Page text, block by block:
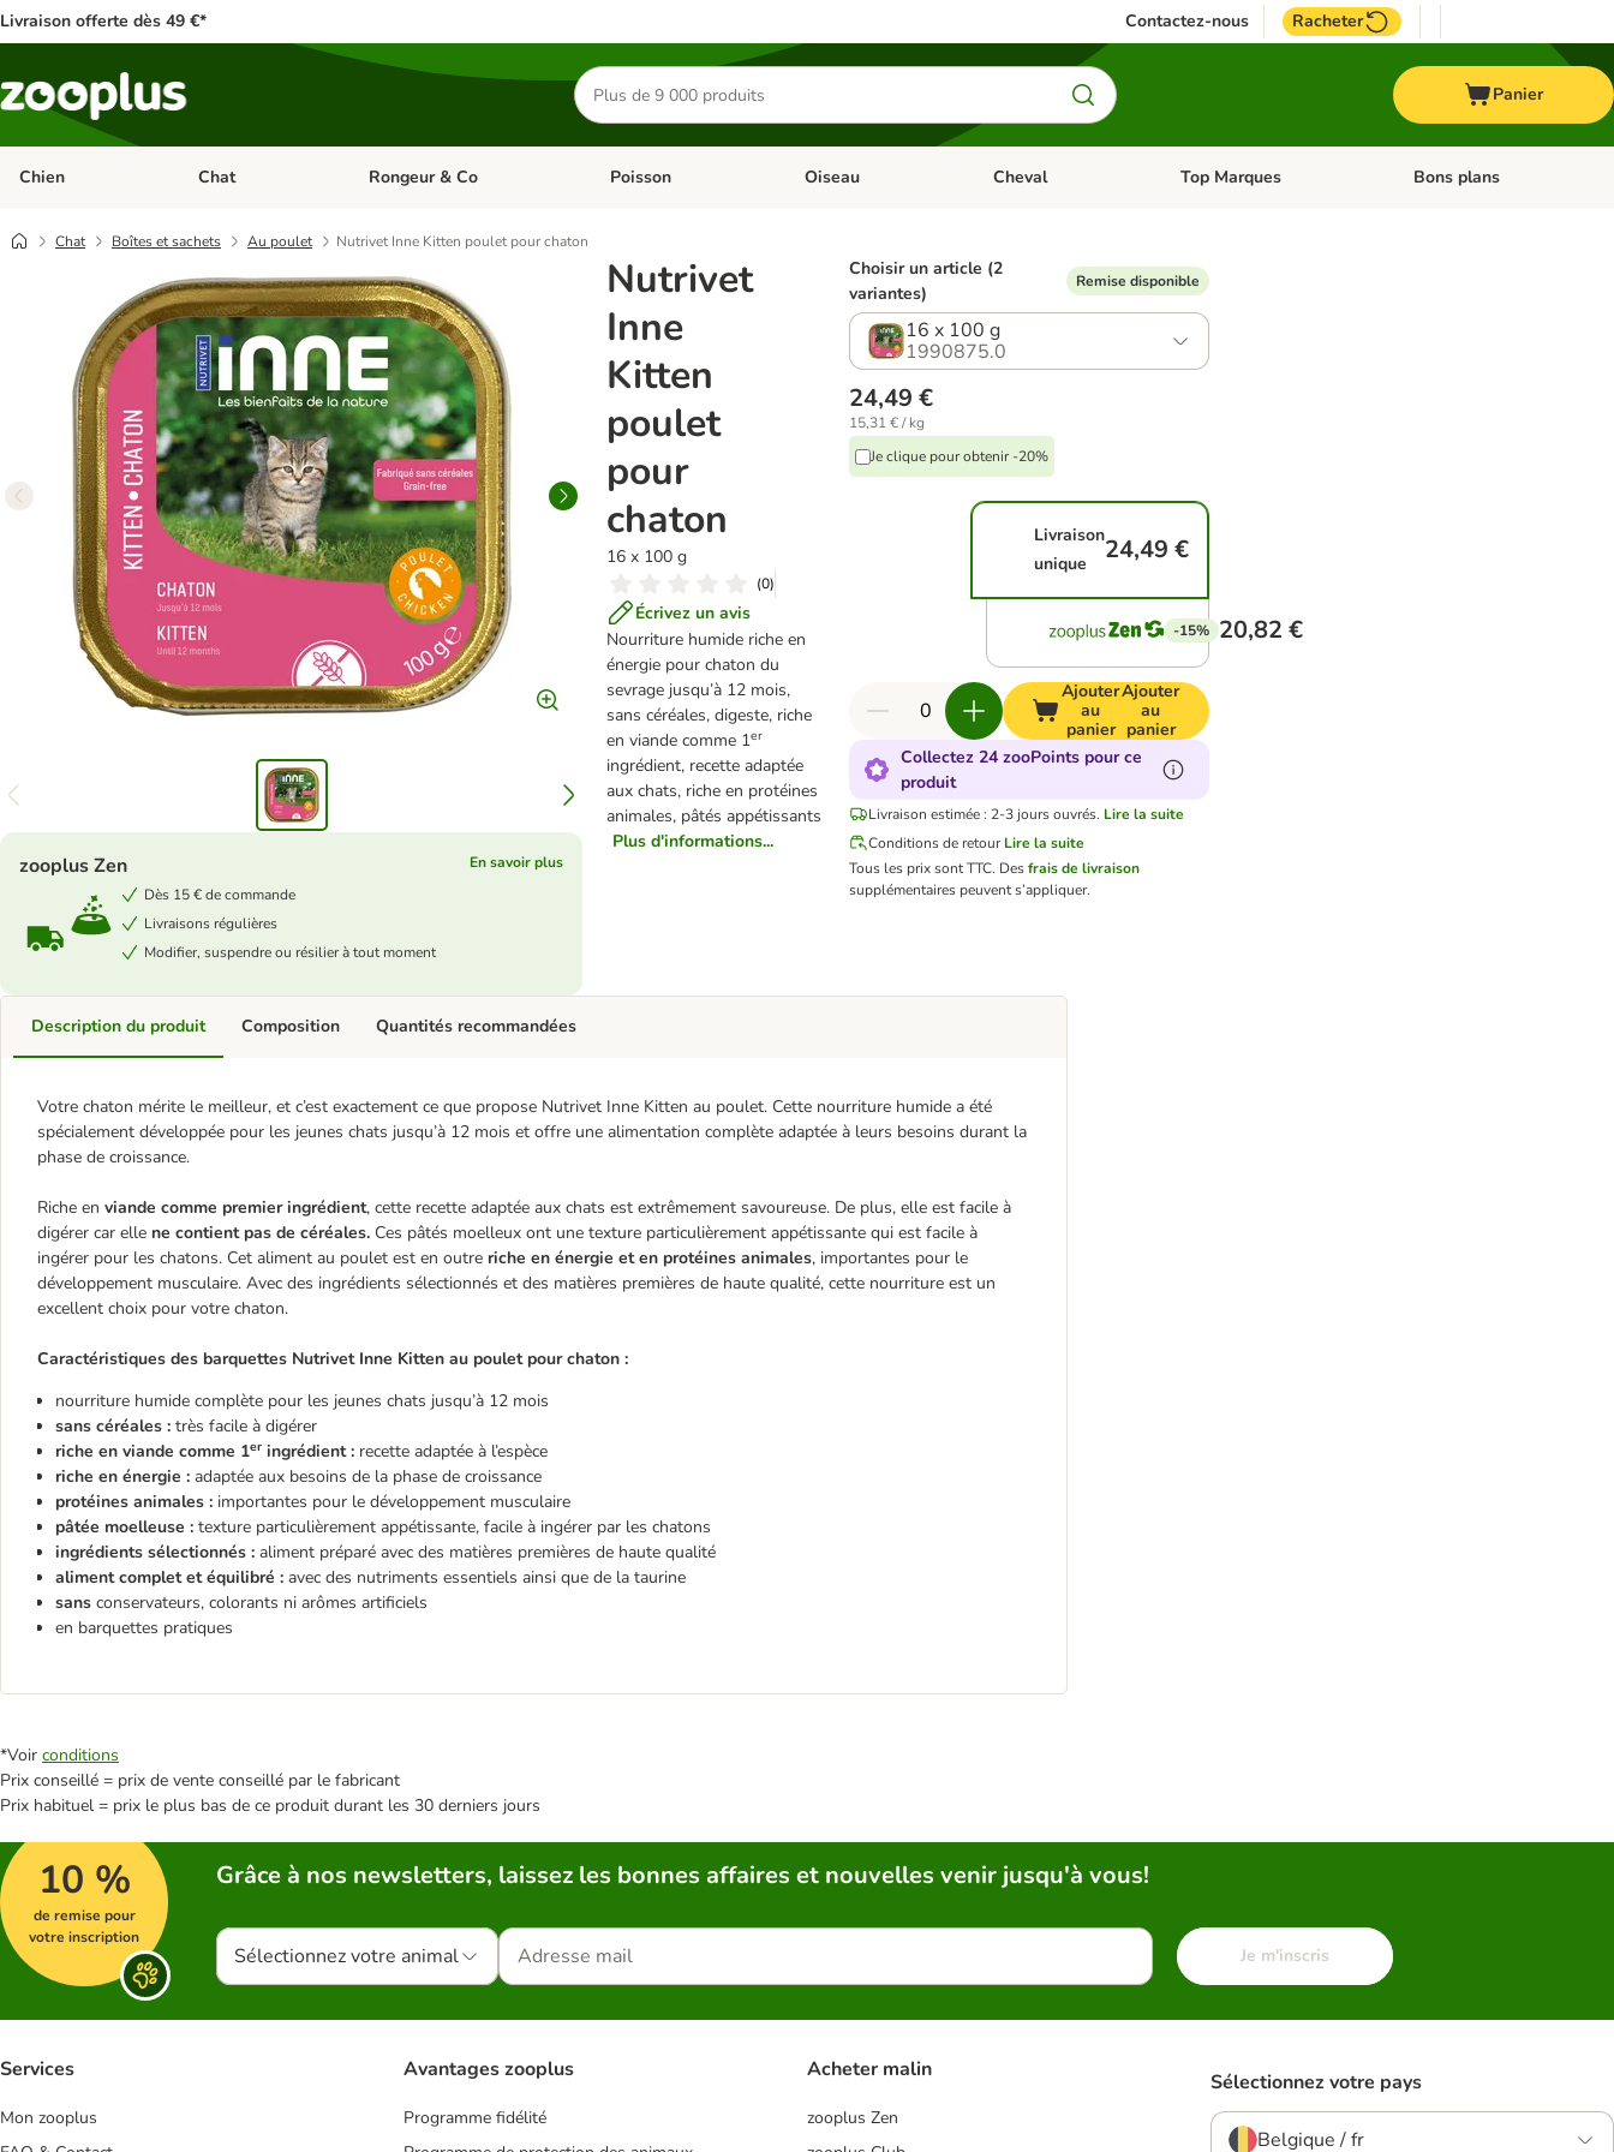
Livraison offerte dès 49 €* Contactez-nous Racheter
Rechercher
des
produits
Panier
Chien Dérouler les catégories: Chien
Chat Dérouler les catégories: Chat
Rongeur & Co Dérouler les catégories: Rongeur & Co
Poisson Dérouler les catégories: Poisson
Oiseau Dérouler les catégories: Oiseau
Cheval Dérouler les catégories: Cheval
Top Marques Dérouler les catégories: Top
Bons plans
Chat Boîtes et sachets Au poulet Nutrivet Inne Kitten poulet pour chaton
Nutrivet
Inne
Kitten
poulet
pour
chaton
16 x 100 g
(0)
Écrivez un avis
Nourriture humide riche en
énergie pour chaton du
sevrage jusqu’à 12 mois,
sans céréales, digeste, riche
en viande comme 1er
ingrédient, recette adaptée
aux chats, riche en protéines
animales, pâtés appétissants
Plus d'informations...
zooplus Zen
En savoir plus
Dès 15 € de commande
Livraisons régulières
Modifier, suspendre ou résilier à tout moment
Choisir un article (2
variantes)
Remise disponible
16 x 100 g
1990875.0
24,49 €
15,31 € / kg
Je clique pour obtenir -20%
Livraison
unique
24,49 €
-15% 20,82 €
Ajouter
au
panier
Ajouter
au
panier
Collectez 24 zooPoints pour ce
produit
Livraison estimée : 2-3 jours ouvrés. Lire la suite
Conditions de retour Lire la suite
Tous les prix sont TTC. Desfrais de livraison
supplémentaires peuvent s’appliquer.
Description du produit
Votre chaton mérite le meilleur, et c’est exactement ce que propose Nutrivet Inne Kitten au poulet. Cette nourriture humide a été
spécialement développée pour les jeunes chats jusqu’à 12 mois et offre une alimentation complète adaptée à leurs besoins durant la
phase de croissance.
Riche en viande comme premier ingrédient, cette recette adaptée aux chats est extrêmement savoureuse. De plus, elle est facile à
digérer car elle ne contient pas de céréales. Ces pâtés moelleux ont une texture particulièrement appétissante qui est facile à
ingérer pour les chatons. Cet aliment au poulet est en outre riche en énergie et en protéines animales, importantes pour le
développement musculaire. Avec des ingrédients sélectionnés et des matières premières de haute qualité, cette nourriture est un
excellent choix pour votre chaton.
Caractéristiques des barquettes Nutrivet Inne Kitten au poulet pour chaton :
nourriture humide complète pour les jeunes chats jusqu’à 12 mois
sans céréales : très facile à digérer
riche en viande comme 1er ingrédient : recette adaptée à l’espèce
riche en énergie : adaptée aux besoins de la phase de croissance
protéines animales : importantes pour le développement musculaire
pâtée moelleuse : texture particulièrement appétissante, facile à ingérer par les chatons
ingrédients sélectionnés : aliment préparé avec des matières premières de haute qualité
aliment complet et équilibré : avec des nutriments essentiels ainsi que de la taurine
sans conservateurs, colorants ni arômes artificiels
en barquettes pratiques
Composition Quantités recommandées
*Voir conditions
Prix conseillé = prix de vente conseillé par le fabricant
Prix habituel = prix le plus bas de ce produit durant les 30 derniers jours
10 %
de remise pour
votre inscription
Grâce à nos newsletters, laissez les bonnes affaires et nouvelles venir jusqu'à vous!
Sélectionnez votre animal Je m'inscris
Services
Mon zooplus
Avantages zooplus
Programme fidélité
Acheter malin
zooplus Zen
Sélectionnez votre pays
Belgique / fr